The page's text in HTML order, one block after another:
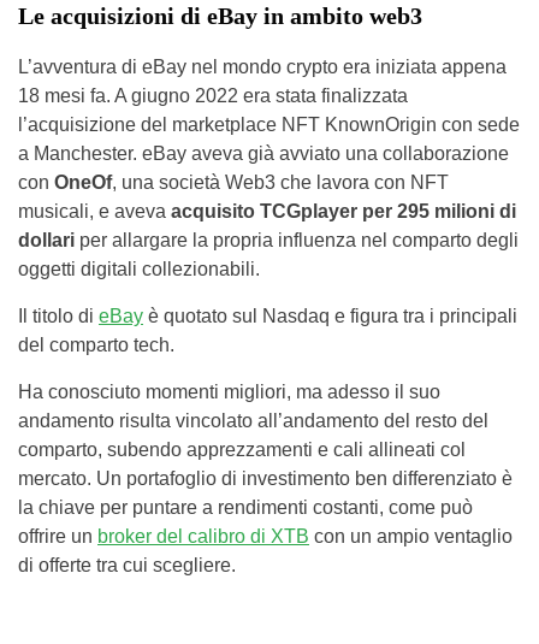
Le acquisizioni di eBay in ambito web3
L’avventura di eBay nel mondo crypto era iniziata appena
18 mesi fa. A giugno 2022 era stata finalizzata
l’acquisizione del marketplace NFT KnownOrigin con sede
a Manchester. eBay aveva già avviato una collaborazione
con OneOf, una società Web3 che lavora con NFT
musicali, e aveva acquisito TCGplayer per 295 milioni di
dollari per allargare la propria influenza nel comparto degli
oggetti digitali collezionabili.
Il titolo di eBay è quotato sul Nasdaq e figura tra i principali
del comparto tech.
Ha conosciuto momenti migliori, ma adesso il suo
andamento risulta vincolato all’andamento del resto del
comparto, subendo apprezzamenti e cali allineati col
mercato. Un portafoglio di investimento ben differenziato è
la chiave per puntare a rendimenti costanti, come può
offrire un broker del calibro di XTB con un ampio ventaglio
di offerte tra cui scegliere.